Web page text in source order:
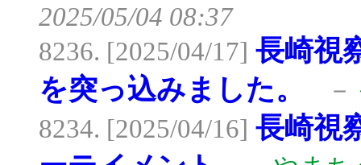
2025/05/04 08:37
8236. [2025/04/17] 長崎視
を突っ込みました。
－
8234. [2025/04/16] 長崎視